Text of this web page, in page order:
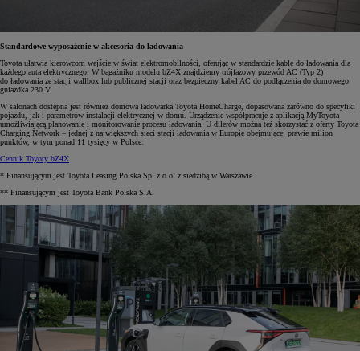
Standardowe wyposażenie w akcesoria do ładowania
Toyota ułatwia kierowcom wejście w świat elektromobilności, oferując w standardzie kable do ładowania dla
każdego auta elektrycznego. W bagażniku modelu bZ4X znajdziemy trójfazowy przewód AC (Typ 2)
do ładowania ze stacji wallbox lub publicznej stacji oraz bezpieczny kabel AC do podłączenia do domowego
gniazdka 230 V.
W salonach dostępna jest również domowa ładowarka Toyota HomeCharge, dopasowana zarówno do specyfiki
pojazdu, jak i parametrów instalacji elektrycznej w domu. Urządzenie współpracuje z aplikacją MyToyota
umożliwiającą planowanie i monitorowanie procesu ładowania. U dilerów można też skorzystać z oferty Toyota
Charging Network – jednej z największych sieci stacji ładowania w Europie obejmującej prawie milion
punktów, w tym ponad 11 tysięcy w Polsce.
Cennik Toyoty bZ4X
* Finansującym jest Toyota Leasing Polska Sp. z o.o. z siedzibą w Warszawie.
** Finansującym jest Toyota Bank Polska S.A.